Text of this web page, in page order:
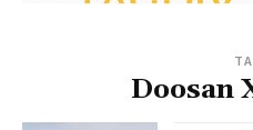
Doosan